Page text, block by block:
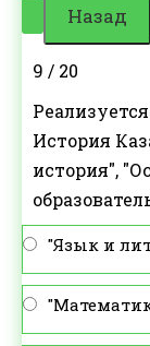
9 / 20
История
история",
"Язык и